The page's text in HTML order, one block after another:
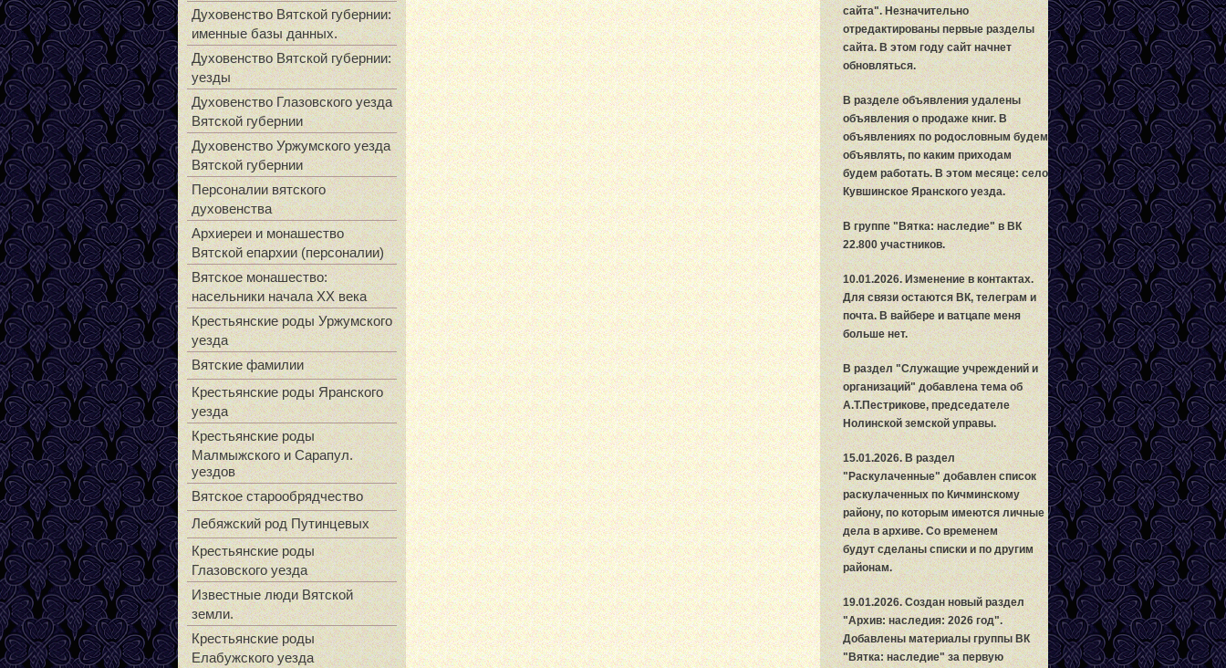
Духовенство Вятской губернии:
именные базы данных.
Духовенство Вятской губернии:
уезды
Духовенство Глазовского уезда
Вятской губернии
Духовенство Уржумского уезда
Вятской губернии
Персоналии вятского
духовенства
Архиереи и монашество
Вятской епархии (персоналии)
Вятское монашество:
насельники начала XX века
Крестьянские роды Уржумского
уезда
Вятские фамилии
Крестьянские роды Яранского
уезда
Крестьянские роды
Малмыжского и Сарапул.
уездов
Вятское старообрядчество
Лебяжский род Путинцевых
Крестьянские роды
Глазовского уезда
Известные люди Вятской
земли.
Крестьянские роды
Елабужского уезда
сайта". Незначительно
отредактированы первые разделы
сайта. В этом году сайт начнет
обновляться.
В разделе объявления удалены
объявления о продаже книг. В
объявлениях по родословным будем
объявлять, по каким приходам
будем работать. В этом месяце: село
Кувшинское Яранского уезда.
В группе "Вятка: наследие" в ВК
22.800 участников.
10.01.2026. Изменение в контактах.
Для связи остаются ВК, телеграм и
почта. В вайбере и ватцапе меня
больше нет.
В раздел "Служащие учреждений и
организаций" добавлена тема об
А.Т.Пестрикове, председателе
Нолинской земской управы.
15.01.2026. В раздел
"Раскулаченные" добавлен список
раскулаченных по Кичминскому
району, по которым имеются личные
дела в архиве. Со временем
будут сделаны списки и по другим
районам.
19.01.2026. Создан новый раздел
"Архив: наследия: 2026 год".
Добавлены материалы группы ВК
"Вятка: наследие" за первую